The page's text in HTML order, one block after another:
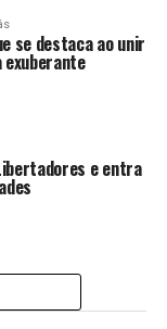
se destaca ao unir
exuberante
e entra